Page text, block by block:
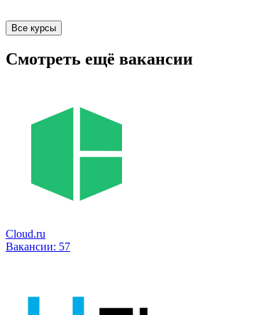
Все курсы
Смотреть ещё вакансии
Cloud.ru
Вакансии: 57